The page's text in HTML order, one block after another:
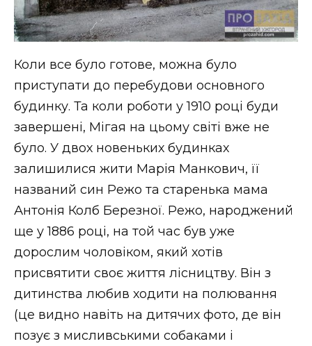
Коли все було готове, можна було
приступати до перебудови основного
будинку. Та коли роботи у 1910 році буди
завершені, Мігая на цьому світі вже не
було. У двох новеньких будинках
залишилися жити Марія Манкович, її
названий син Режо та старенька мама
Антонія Колб Березної. Режо, народжений
ще у 1886 році, на той час був уже
дорослим чоловіком, який хотів
присвятити своє життя лісництву. Він з
дитинства любив ходити на полювання
(це видно навіть на дитячих фото, де він
позує з мисливськими собаками і